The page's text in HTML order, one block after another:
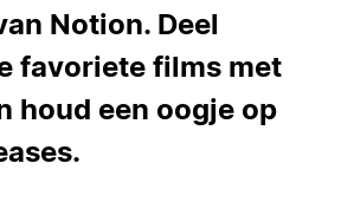
Notion. Deel
favoriete films met
houd een oogje op